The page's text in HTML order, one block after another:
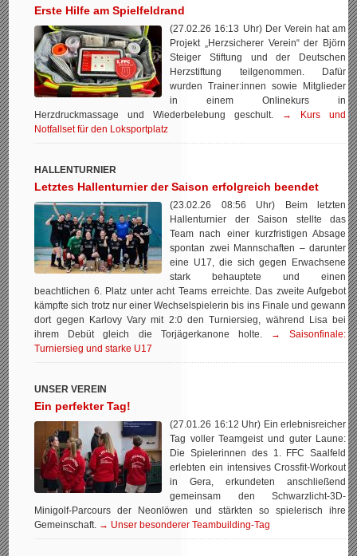
Erste Hilfe am Spielfeldrand
(27.02.26 16:13 Uhr) Der Verein hat am
Projekt „Herzsicherer Verein“ der Björn
Steiger Stiftung und der Deutschen
Herzstiftung teilgenommen. Dafür
wurden Trainer:innen sowie Mitglieder
in einem Onlinekurs in
Herzdruckmassage und Wiederbelebung geschult.
→ Kurs und
Notfallset für den Loksportplatz
HALLENTURNIER
Letztes Hallenturnier der Saison erfolgreich beendet
(23.02.26 08:56 Uhr) Beim letzten
Hallenturnier der Saison stellte das
Team nach einer kurzfristigen Absage
spontan zwei Mannschaften – darunter
eine U17, die sich gegen Erwachsene
stark behauptete und einen
beachtlichen 6. Platz unter acht Teams erreichte. Das zweite Aufgebot
kämpfte sich trotz nur einer Wechselspielerin bis ins Finale und gewann
dort gegen Karlovy Vary mit 2:0 den Turniersieg, während Lisa bei
ihrem Debüt gleich die Torjägerkanone holte.
→ Saisonfinale:
Turniersieg und starke U17
UNSER VEREIN
Ein perfekter Tag!
(27.01.26 16:12 Uhr) Ein erlebnisreicher
Tag voller Teamgeist und guter Laune:
Die Spielerinnen des 1. FFC Saalfeld
erlebten ein intensives Crossfit-Workout
in Gera, erkundeten anschließend
gemeinsam den Schwarzlicht-3D-
Minigolf-Parcours der Neonlöwen und stärkten so spielerisch ihre
Gemeinschaft. → Unser besonderer Teambuilding-Tag